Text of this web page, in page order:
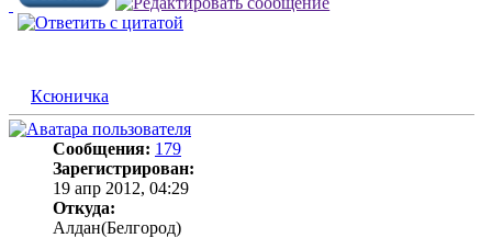
Ксюничка
Сообщения: 179
Зарегистрирован:
19 апр 2012, 04:29
Откуда:
Алдан(Белгород)